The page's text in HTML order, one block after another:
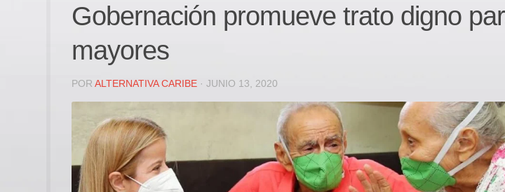
Gobernación promueve trato digno
mayores
POR ALTERNATIVA CARIBE · JUNIO 13, 2020